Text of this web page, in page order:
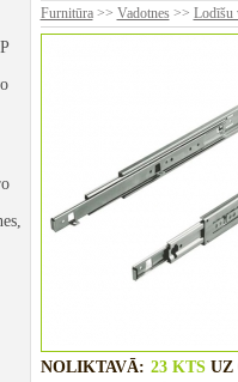
Furnitūra>> Vadotnes>> Lodīšu
NOLIKTAVĀ: 23 KTSUZ